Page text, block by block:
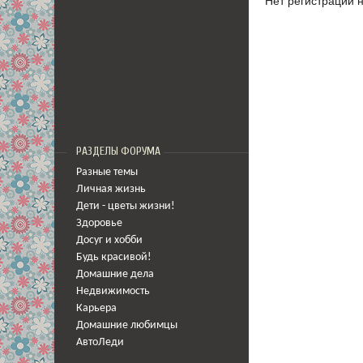
РАЗДЕЛЫ ФОРУМА
Разные темы
Личная жизнь
Дети - цветы жизни!
Здоровье
Досуг и хобби
Будь красивой!
Домашние дела
Недвижимость
Карьера
Домашние любимцы
АвтоЛеди